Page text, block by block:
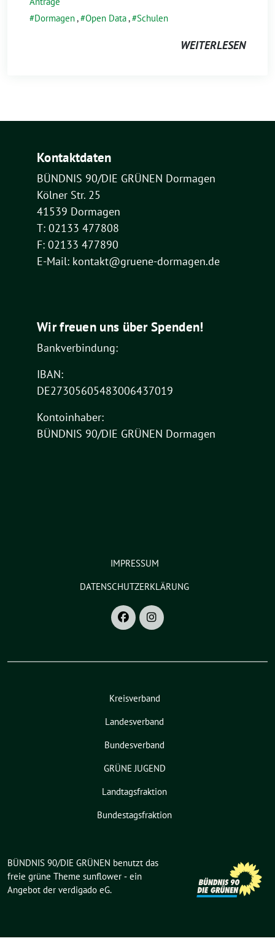
Dormagen, Open Data, Schulen
WEITERLESEN
Kontaktdaten
BÜNDNIS 90/DIE GRÜNEN Dormagen
Kölner Str. 25
41539 Dormagen
T: 02133 477808
F: 02133 477890
E-Mail: kontakt@gruene-dormagen.de
Wir freuen uns über Spenden!
Bankverbindung:
IBAN:
DE27305605483006437019
Kontoinhaber:
BÜNDNIS 90/DIE GRÜNEN Dormagen
IMPRESSUM
DATENSCHUTZERKLÄRUNG
Kreisverband
Landesverband
Bundesverband
GRÜNE JUGEND
Landtagsfraktion
Bundestagsfraktion
BÜNDNIS 90/DIE GRÜNEN benutzt das
freie grüne Theme sunflower ‐ ein
Angebot der verdigado eG.